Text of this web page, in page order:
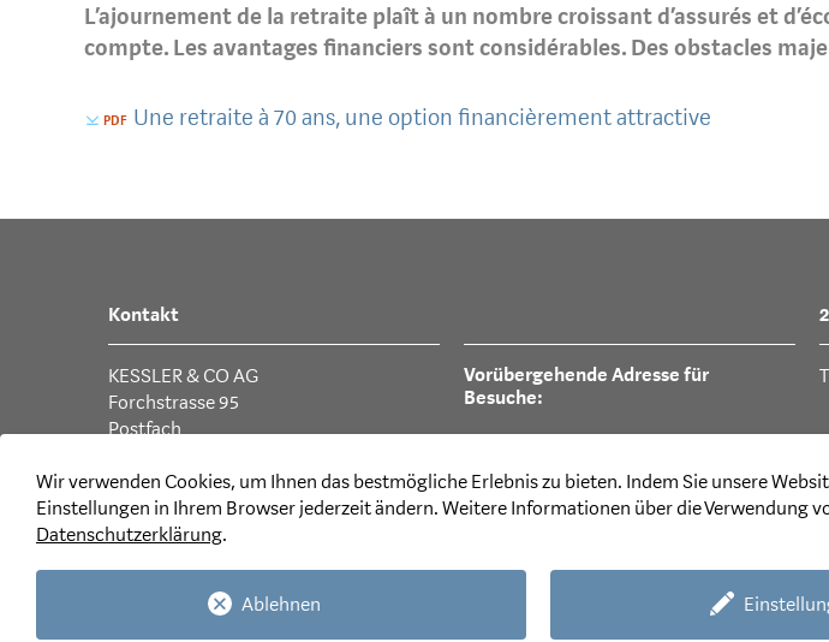
L’ajournement de la retraite plaît à un nombre croissant d’assurés et
compte. Les avantages financiers sont considérables. Des obstacles
Une retraite à 70 ans, une option financièrement attractive
Kontakt
KESSLER & CO AG
Forchstrasse 95
Postfach
T +41 44 387 87 11
E-Mail
Vorübergehende Adresse für
Besuche:
CH-8600 Dübendorf
Wir verwenden Cookies, um Ihnen das bestmögliche Erlebnis zu bieten. Indem Sie unsere
Einstellungen in Ihrem Browser jederzeit ändern. Weitere Informationen über die Verwendung
Datenschutzerklärung.
Ablehnen